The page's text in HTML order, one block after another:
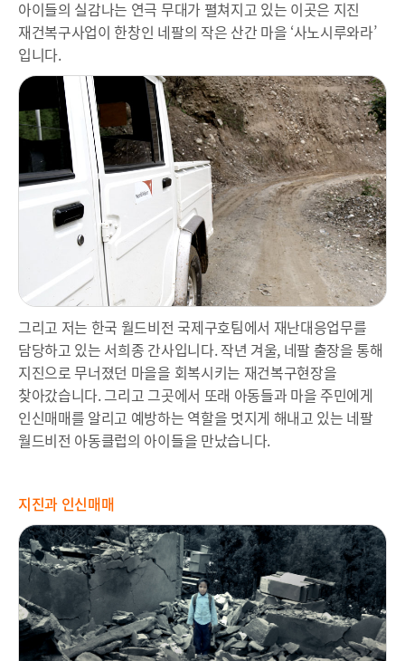
아이들의 실감나는 연극 무대가 펼쳐지고 있는 이곳은 지진
재건복구사업이 한창인 네팔의 작은 산간 마을 ‘사노시루와라’
입니다.
그리고 저는 한국 월드비전 국제구호팀에서 재난대응업무를
담당하고 있는 서희종 간사입니다. 작년 겨울, 네팔 출장을 통해
지진으로 무너졌던 마을을 회복시키는 재건복구현장을
찾아갔습니다. 그리고 그곳에서 또래 아동들과 마을 주민에게
인신매매를 알리고 예방하는 역할을 멋지게 해내고 있는 네팔
월드비전 아동클럽의 아이들을 만났습니다.
지진과 인신매매